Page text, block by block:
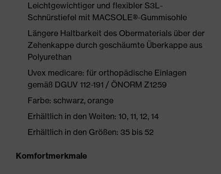
Leichtgewichtiger und flexibler S3L-
Schnürstiefel mit MACSOLE®-Gummisohle
Längere Haltbarkeit des Obermaterials über der
Zehenkappe durch geschäumte Überkappe aus
Polyurethan
Uvex medicare: für orthopädische Einlagen
gemäß DGUV 112-191 / ÖNORM Z1259
Farbe: schwarz, orange
Erhältlich in den Weiten: 10, 11, 12, 14
Erhältlich in den Größen: 35 bis 52
Komfortmerkmale